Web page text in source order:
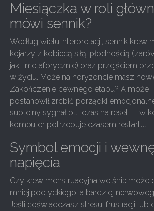
Miesiączka w roli
mówi sennik?
Według wielu interpretacji, sennik krew
kojarzy z kobiecą siłą, płodnością
jak i metaforycznie) oraz przejściem
w życiu. Może na horyzoncie masz
Zakończenie pewnego etapu? A może
postanowił zrobić porządki emocjonalne
subtelny sygnał pt. „czas na reset” – w
komputer potrzebuje czasem restartu.
Symbol emocji i
napięcia
Czy krew menstruacyjna we śnie może
mniej poetyckiego, a bardziej
Jeśli doświadczasz stresu, frustracji lub